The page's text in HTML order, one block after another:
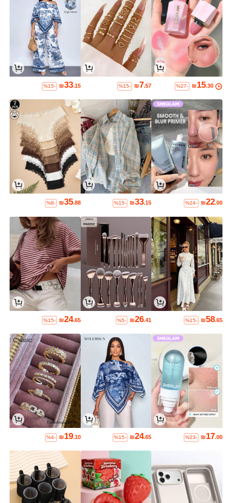
₪15.30
%27-
₪7.57
%15-
₪33.15
%15-
₪22.00
%24-
₪33.15
%15-
₪35.88
%8-
₪58.65
%15-
₪26.41
%5-
₪24.65
%15-
₪17.00
%23-
₪24.65
%15-
₪19.10
%4-